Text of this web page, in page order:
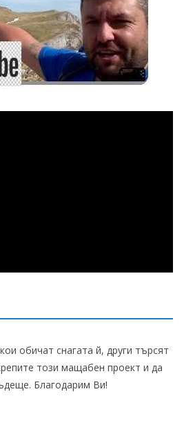
обичат снагата й, други търсят
този мащабен проект и да
Благодарим Ви!